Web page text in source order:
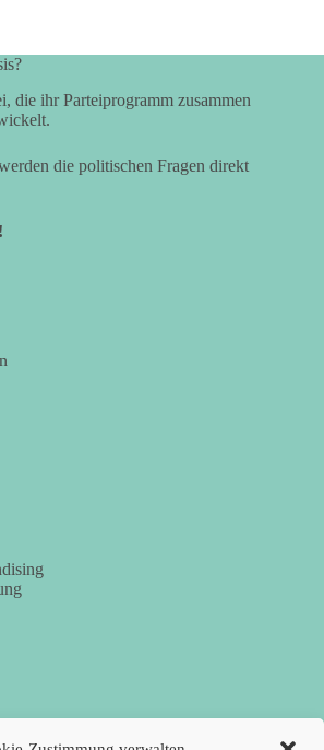
die ihr Parteiprogramm zusammen
die politischen Fragen direkt
Deutschland in Bayern e.V.